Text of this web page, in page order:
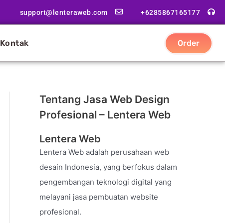
support@lenteraweb.com +6285867165177
Kontak Order
Tentang Jasa Web Design
Profesional – Lentera Web
Lentera Web
Lentera Web adalah perusahaan web
desain Indonesia, yang berfokus dalam
pengembangan teknologi digital yang
melayani jasa pembuatan website
profesional.